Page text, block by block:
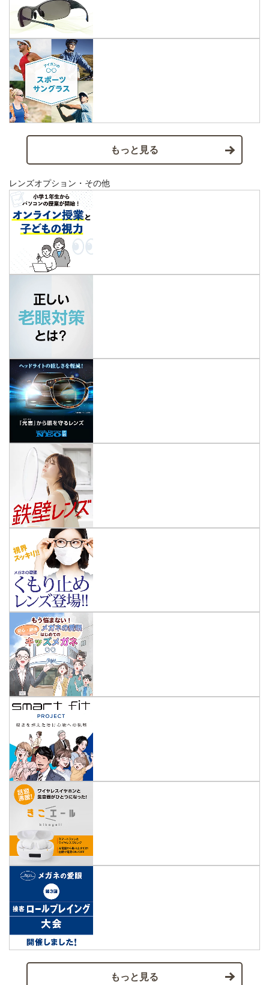
もっと見る
レンズオプション・その他
もっと見る